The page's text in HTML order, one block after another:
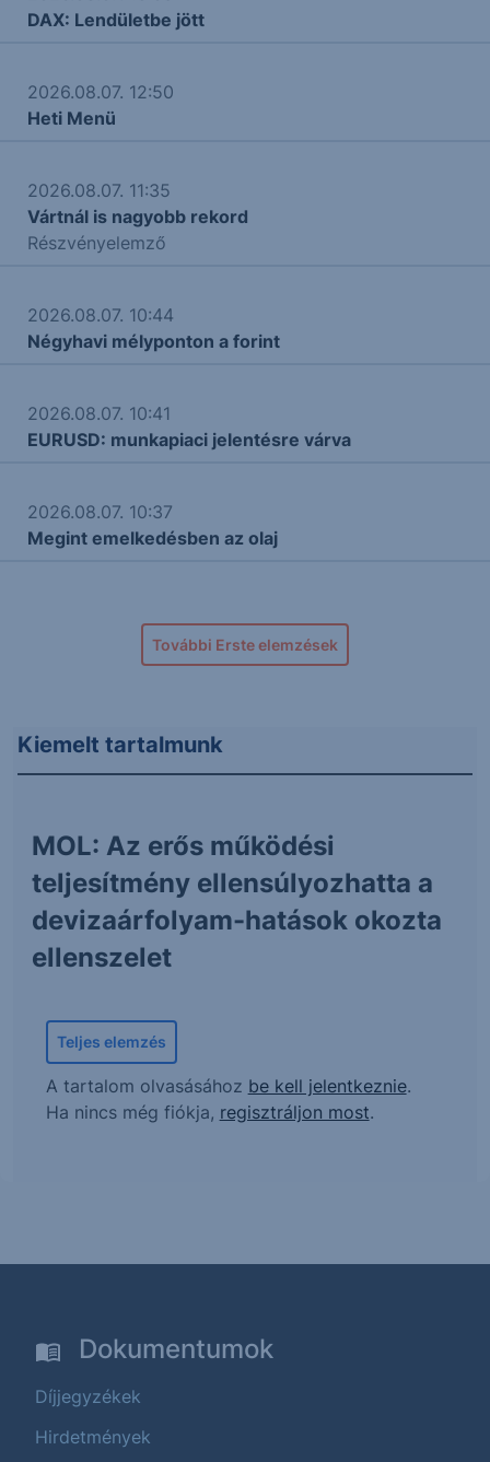
DAX: Lendületbe jött
2026.08.07. 12:50
Heti Menü
2026.08.07. 11:35
Vártnál is nagyobb rekord
Részvényelemző
2026.08.07. 10:44
Négyhavi mélyponton a forint
2026.08.07. 10:41
EURUSD: munkapiaci jelentésre várva
2026.08.07. 10:37
Megint emelkedésben az olaj
További Erste elemzések
Kiemelt tartalmunk
MOL: Az erős működési
teljesítmény ellensúlyozhatta a
devizaárfolyam-hatások okozta
ellenszelet
Teljes elemzés
A tartalom olvasásához be kell jelentkeznie.
Ha nincs még fiókja, regisztráljon most.
Dokumentumok
Díjjegyzékek
Hirdetmények